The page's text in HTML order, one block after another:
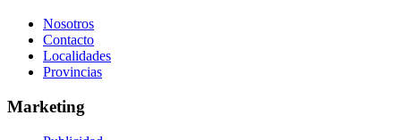
Nosotros
Contacto
Localidades
Provincias
Marketing